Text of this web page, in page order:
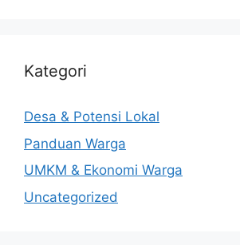
Kategori
Desa & Potensi Lokal
Panduan Warga
UMKM & Ekonomi Warga
Uncategorized